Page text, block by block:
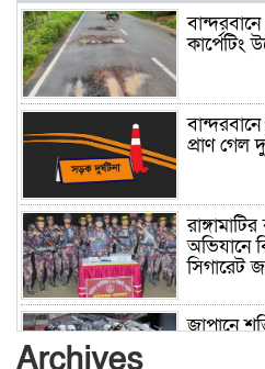
কার্পেটিং
প্রাণ গেল
অভিযানে
সিগারেট
জাপানে